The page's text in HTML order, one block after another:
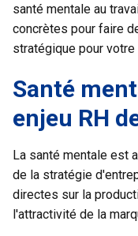
santé mentale au
concrètes pour faire
stratégique pour votre
Santé
enjeu RH
La santé mentale est
de la stratégie
directes sur la
l'attractivité de la